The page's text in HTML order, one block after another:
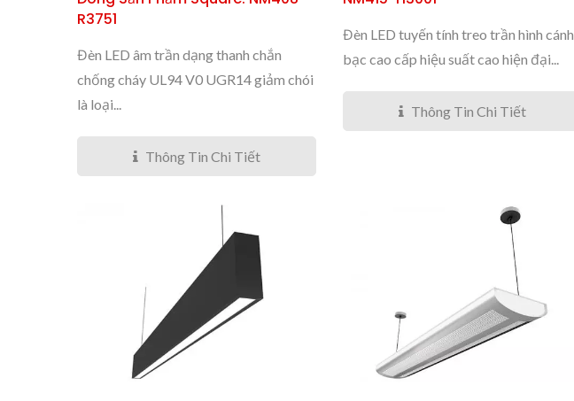
R3751
Đèn LED âm trần dạng thanh chắn
chống cháy UL94 V0 UGR14 giảm chói
là loại...
Thông Tin Chi Tiết
Đèn LED tuyến tính treo trần hình cánh
bạc cao cấp hiệu suất cao hiện đại...
Thông Tin Chi Tiết